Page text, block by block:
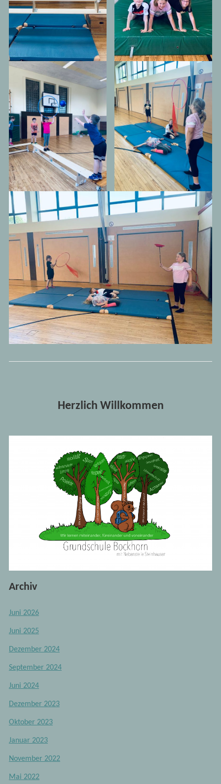
Herzlich Willkommen
Archiv
Juni 2026
Juni 2025
Dezember 2024
September 2024
Juni 2024
Dezember 2023
Oktober 2023
Januar 2023
November 2022
Mai 2022